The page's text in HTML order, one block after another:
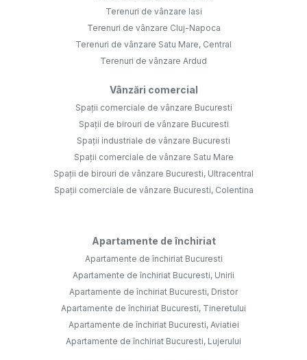
Terenuri de vânzare Iasi
Terenuri de vânzare Cluj-Napoca
Terenuri de vânzare Satu Mare, Central
Terenuri de vânzare Ardud
Vânzări comercial
Spații comerciale de vânzare Bucuresti
Spații de birouri de vânzare Bucuresti
Spații industriale de vânzare Bucuresti
Spații comerciale de vânzare Satu Mare
Spații de birouri de vânzare Bucuresti, Ultracentral
Spații comerciale de vânzare Bucuresti, Colentina
Apartamente de închiriat
Apartamente de închiriat Bucuresti
Apartamente de închiriat Bucuresti, Unirii
Apartamente de închiriat Bucuresti, Dristor
Apartamente de închiriat Bucuresti, Tineretului
Apartamente de închiriat Bucuresti, Aviatiei
Apartamente de închiriat Bucuresti, Lujerului